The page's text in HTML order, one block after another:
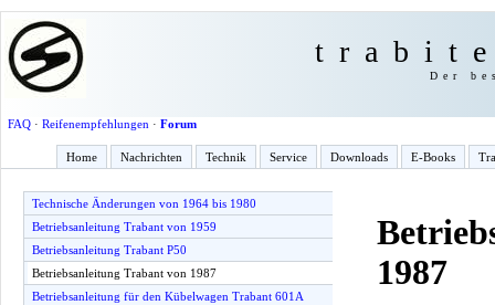
Der
FAQ· Reifenempfehlungen · Forum
Home Nachrichten Technik Service Downloads E-Books
Technische Änderungen von 1964 bis 1980
Betriebsanleitung Trabant von 1959
Betriebsanleitung Trabant P50
Betriebsanleitung Trabant von 1987
Betriebsanleitung für den Kübelwagen Trabant 601A
1987